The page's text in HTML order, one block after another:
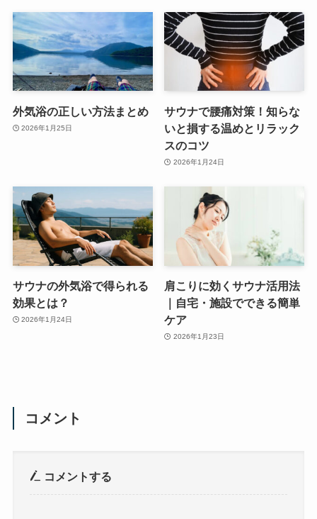
外気浴の正しい方法まとめ
2026年1月25日
サウナで腰痛対策！知らな
いと損する温めとリラック
スのコツ
2026年1月24日
サウナの外気浴で得られる
効果とは？
2026年1月24日
肩こりに効くサウナ活用法
｜自宅・施設でできる簡単
ケア
2026年1月23日
コメント
コメントする